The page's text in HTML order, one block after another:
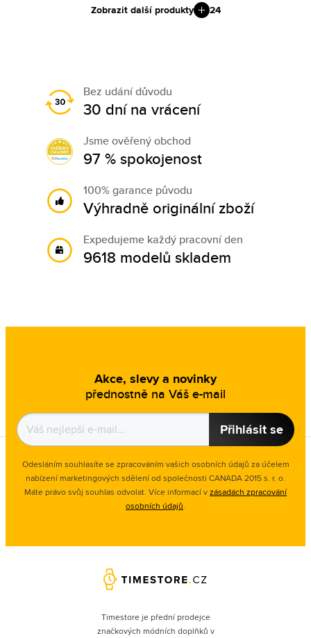
Zobrazit další produkty 24
Bez udání důvodu
30 dní na vrácení
Jsme ověřený obchod
97 % spokojenost
100% garance původu
Výhradně originální zboží
Expedujeme každý pracovní den
9618 modelů skladem
Akce, slevy a novinky
přednostně na Váš e-mail
Přihlásit se
Odesláním souhlasíte se zpracováním vašich osobních údajů za účelem
nabízení marketingových sdělení od společnosti CANADA 2015 s. r. o.
Máte právo svůj souhlas odvolat. Více informací vzásadách zpracování
osobních údajů.
Timestore je přední prodejce
značkových módních doplňků v